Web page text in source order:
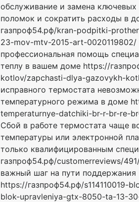
обслуживание и замена
поломок и сократить расходы в
газпроф54.рф/kran-podpitki-
23-mov-mtv-2015-art-
профессиональная помощь
теплу в вашем доме https://
kotlov/zapchasti-dlya-gazovykh-
исправного термостата
температурного режима в доме
temperaturnye-datchiki-br-r-br-re-
Сбой в работе термостата чаще
температуры или электронной
только квалифицированным
газпроф54.рф/customerreviews/
важный шаг на пути поддержания
https://газпроф54.рф/s114110019-
blok-upravleniya-gtx-8050-ta-13-